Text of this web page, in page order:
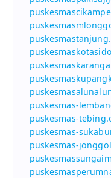
puskesmas-
puskesmas-
puskesmas-
puskesmas-